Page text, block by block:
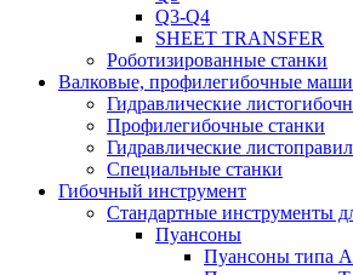
Q3-Q4
SHEET TRANSFER
Роботизированные станки
Валковые, профилегибочные
Гидравлические
Профилегибочные станки
Гидравлические
Специальные станки
Гибочный инструмент
Стандартные инструменты
Пуансоны
Пуансоны типа A